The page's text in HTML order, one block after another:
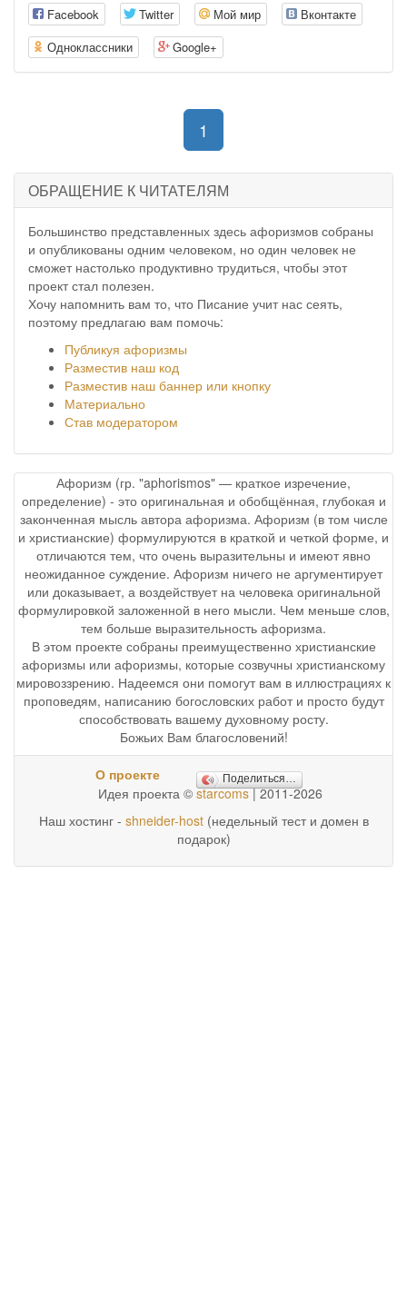
Facebook Twitter Мой мир
Вконтакте
Одноклассники
Google+
1
ОБРАЩЕНИЕ К ЧИТАТЕЛЯМ
Большинство представленных здесь афоризмов собраны
и опубликованы одним человеком, но один человек не
сможет настолько продуктивно трудиться, чтобы этот
проект стал полезен.
Хочу напомнить вам то, что Писание учит нас сеять,
поэтому предлагаю вам помочь:
Публикуя афоризмы
Разместив наш код
Разместив наш баннер или кнопку
Материально
Став модератором
Афоризм (гр. "aphorismos" — краткое изречение,
определение) - это оригинальная и обобщённая, глубокая и
законченная мысль автора афоризма. Афоризм (в том числе
и христианские) формулируются в краткой и четкой форме, и
отличаются тем, что очень выразительны и имеют явно
неожиданное суждение. Афоризм ничего не аргументирует
или доказывает, а воздействует на человека оригинальной
формулировкой заложенной в него мысли. Чем меньше слов,
тем больше выразительность афоризма.
В этом проекте собраны преимущественно христианские
афоризмы или афоризмы, которые созвучны христианскому
мировоззрению. Надеемся они помогут вам в иллюстрациях к
проповедям, написанию богословских работ и просто будут
способствовать вашему духовному росту.
Божьих Вам благословений!
О проекте Поделиться…
Идея проекта © starcoms| 2011-2026
Наш хостинг - shneider-host(недельный тест и домен в
подарок)